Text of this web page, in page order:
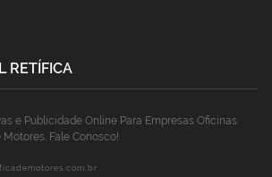
RETÍFICA
e Publicidade Online Para Empresas Oficinas
Fale Conosco!